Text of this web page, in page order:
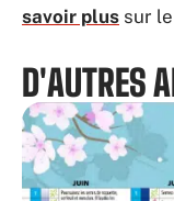
savoir plus sur
D'AUTRES